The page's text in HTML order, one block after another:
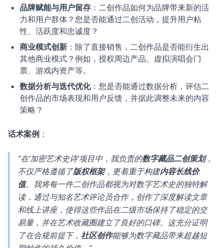
品牌赋能与用户留存 ：二创作品如何为品牌带来新的活
力和用户群体？您是否能通过二创活动，提升用户粘
性、活跃度和忠诚度？
商业模式创新 ：除了直接销售，二创作品是否能衍生出
其他商业模式？例如，授权周边产品、虚拟演唱会门
票、游戏内资产等。
数据分析与迭代优化：您是否能通过数据分析，评估二
创作品的市场表现和用户反馈，并据此调整未来的内容
策略？
话术案例 ：
“在‘加密艺术史诗’项目中，我负责的数字藏品二创策划，
不仅严格遵循了版权框架，更着重于构建内容长线价
值。我将每一件二创作品都视为对数字艺术史的独特解
读，通过与知名艺术评论员合作，创作了深度解读文章
和线上讲座，使得这些作品在二级市场保持了稳定的交
易量，并在艺术收藏圈建立了良好的口碑。这充分证明
了在合规前提下， 社区创作能够为数字藏品带来超越短